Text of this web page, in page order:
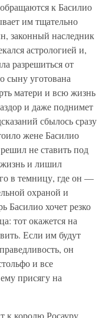
к Басилио
им тщательно
законный наследник
астрологией и,
разрешиться от
сыну уготована
матери и всю жизнь
и даже поднимет
сбылось сразу
жене Басилио
не ставить под
жизнь и лишил
в темницу, где он —
охраной и
Басилио хочет резко
тот окажется на
Если им будут
он
и все
присягу на
к королю Росауру,